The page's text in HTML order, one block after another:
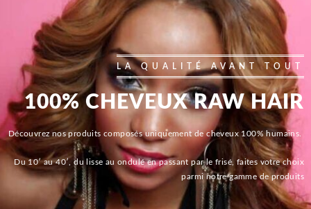
LA QUALITÉ AVANT TOUT
100% CHEVEUX RAW HAIR
Découvrez nos produits composés uniquement de cheveux 100% humains.
Du 10′ au 40′, du lisse au ondulé en passant par le frisé, faites votre choix
parmi notre gamme de produits